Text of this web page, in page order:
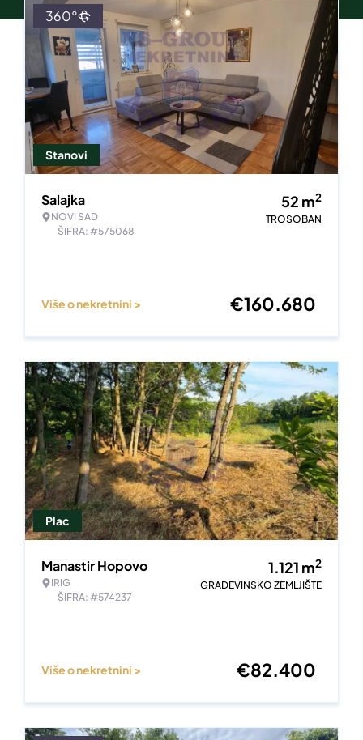
Stanovi
360°
Salajka
NOVI SAD
ŠIFRA: #575068
52 m2
TROSOBAN
Više o nekretnini > €160.680
Plac
Manastir Hopovo
IRIG
ŠIFRA: #574237
1.121 m2
GRAĐEVINSKO ZEMLJIŠTE
Više o nekretnini > €82.400